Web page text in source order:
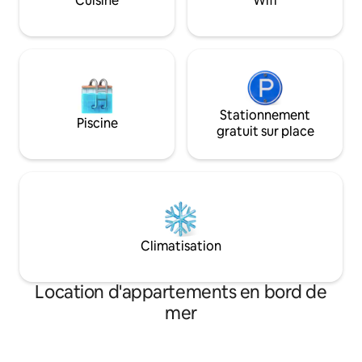
escapade inoubliable !
Piscine
Stationnement
gratuit sur place
Climatisation
Location d'appartements en bord de
mer